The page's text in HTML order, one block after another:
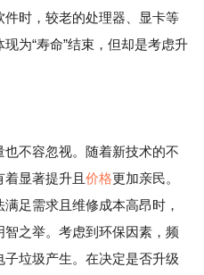
时，较老的处理器、显卡等
为“寿命”结束，但却是考虑升
不容忽视。随着新技术的不
显著提升且 价格更加亲民。
足需求且维修成本高昂时，
之举。考虑到环保因素，频
垃圾产生。在决定是否升级